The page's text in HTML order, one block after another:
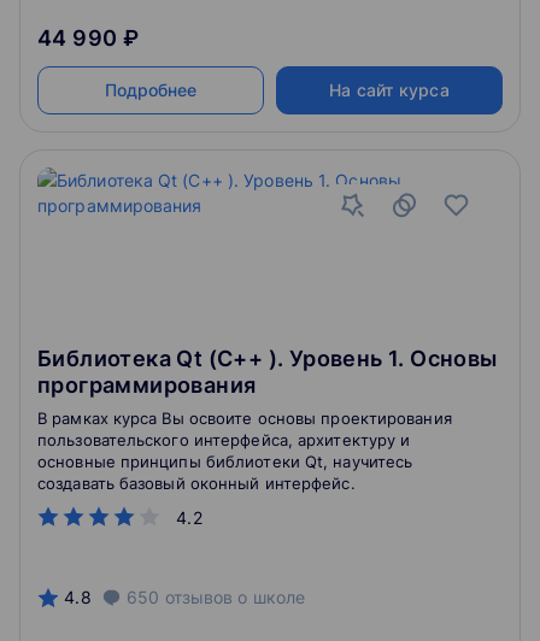
44 990 ₽
Подробнее На сайт курса
Библиотека Qt (С++ ). Уровень 1. Основы
программирования
4.2
В рамках курса Вы освоите основы проектирования
пользовательского интерфейса, архитектуру и
основные принципы библиотеки Qt, научитесь
создавать базовый оконный интерфейс.
4.8 650 отзывов о школе